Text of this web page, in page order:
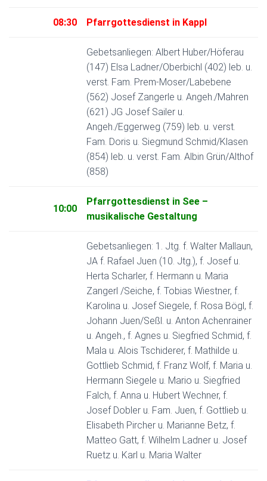
08:30 Pfarrgottesdienst in Kappl
Gebetsanliegen: Albert Huber/Höferau
(147) Elsa Ladner/Oberbichl (402) leb. u.
verst. Fam. Prem-Moser/Labebene
(562) Josef Zangerle u. Angeh./Mahren
(621) JG Josef Sailer u.
Angeh./Eggerweg (759) leb. u. verst.
Fam. Doris u. Siegmund Schmid/Klasen
(854) leb. u. verst. Fam. Albin Grün/Althof
(858)
10:00
Pfarrgottesdienst in See –
musikalische Gestaltung
Gebetsanliegen: 1. Jtg. f. Walter Mallaun,
JA f. Rafael Juen (10. Jtg.), f. Josef u.
Herta Scharler, f. Hermann u. Maria
Zangerl /Seiche, f. Tobias Wiestner, f.
Karolina u. Josef Siegele, f. Rosa Bögl, f.
Johann Juen/Seßl. u. Anton Achenrainer
u. Angeh., f. Agnes u. Siegfried Schmid, f.
Mala u. Alois Tschiderer, f. Mathilde u.
Gottlieb Schmid, f. Franz Wolf, f. Maria u.
Hermann Siegele u. Mario u. Siegfried
Falch, f. Anna u. Hubert Wechner, f.
Josef Dobler u. Fam. Juen, f. Gottlieb u.
Elisabeth Pircher u. Marianne Betz, f.
Matteo Gatt, f. Wilhelm Ladner u. Josef
Ruetz u. Karl u. Maria Walter